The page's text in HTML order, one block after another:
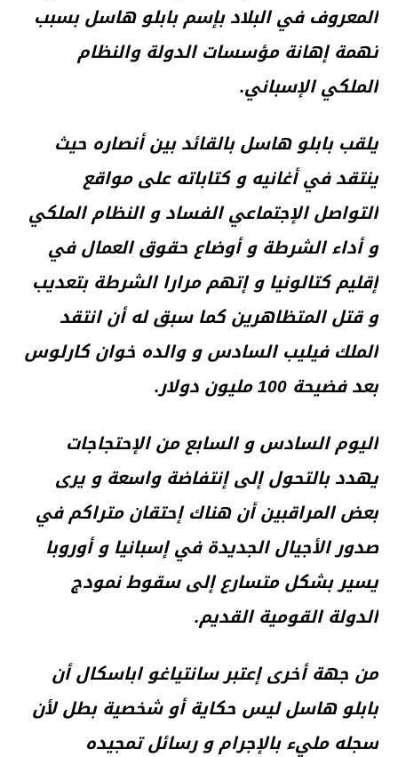
المعروف في البلاد بإسم بابلو هاسل بسبب
تهمة إهانة مؤسسات الدولة والنظام
الملكي الإسباني.
يلقب بابلو هاسل بالقائد بين أنصاره حيث
ينتقد في أغانيه و كتاباته على مواقع
التواصل الإجتماعي الفساد و النظام الملكي
و أداء الشرطة و أوضاع حقوق العمال في
إقليم كتالونيا و إتهم مرارا الشرطة بتعديب
و قتل المتظاهرين كما سبق له أن انتقد
الملك فيليب السادس و والده خوان كارلوس
بعد فضيحة 100 مليون دولار.
اليوم السادس و السابع من الإحتجاجات
يهدد بالتحول إلى إنتفاضة واسعة و يرى
بعض المراقبين أن هناك إحتقان متراكم في
صدور الأجيال الجديدة في إسبانيا و أوروبا
يسير بشكل متسارع إلى سقوط نمودج
الدولة القومية القديم.
من جهة أخرى إعتبر سانتياغو اباسكال أن
بابلو هاسل ليس حكاية أو شخصية بطل لأن
سجله مليء بالإجرام و رسائل تمجيده